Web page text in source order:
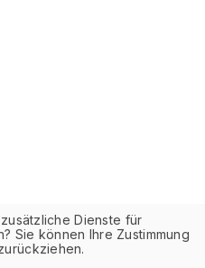
Dienste für
Sie können Ihre Zustimmung